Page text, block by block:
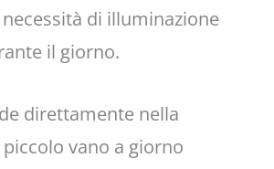
di illuminazione
il giorno.
direttamente nella
vano a giorno